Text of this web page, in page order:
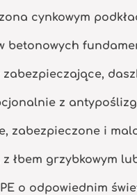
cynkowym
betonowych
zabezpieczające,
z
zabezpieczone i
z łbem grzybkowym
o odpowiednim